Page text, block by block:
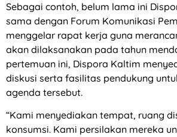
Sebagai contoh, belum lama ini
sama dengan Forum Komunikasi
menggelar rapat kerja guna
akan dilaksanakan pada tahun
pertemuan ini, Dispora Kaltim
diskusi serta fasilitas pendukung
agenda tersebut.
“Kami menyediakan tempat, ruang
konsumsi. Kami persilakan mereka